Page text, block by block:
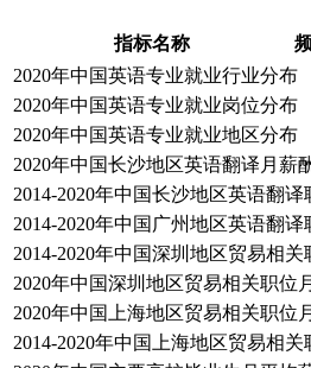
指标名称
2020年中国英语专业就业行业分布
2020年中国英语专业就业岗位分布
2020年中国英语专业就业地区分布
2020年中国长沙地区英语翻译月薪
2014-2020年中国长沙地区英语翻
2014-2020年中国广州地区英语翻
2014-2020年中国深圳地区贸易相
2020年中国深圳地区贸易相关职位
2020年中国上海地区贸易相关职位
2014-2020年中国上海地区贸易相